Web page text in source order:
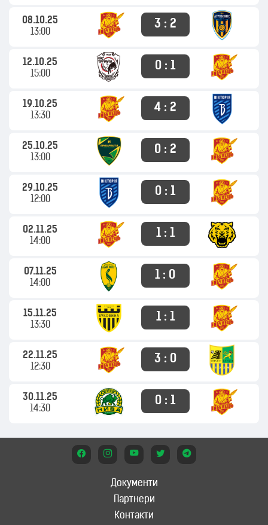
08.10.25
13:00
3 : 2
12.10.25
15:00
0 : 1
19.10.25
13:30
4 : 2
25.10.25
13:00
0 : 2
29.10.25
12:00
0 : 1
02.11.25
14:00
1 : 1
07.11.25
14:00
1 : 0
15.11.25
13:30
1 : 1
22.11.25
12:30
3 : 0
30.11.25
14:30
0 : 1
Документи
Партнери
Контакти